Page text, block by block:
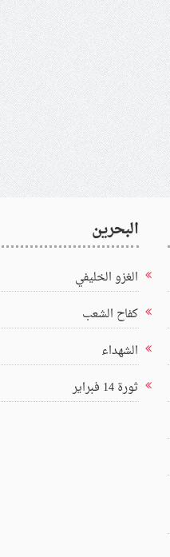
البحرين
الغزو الخليفي
كفاح الشعب
الشهداء
ثورة 14 فبراير